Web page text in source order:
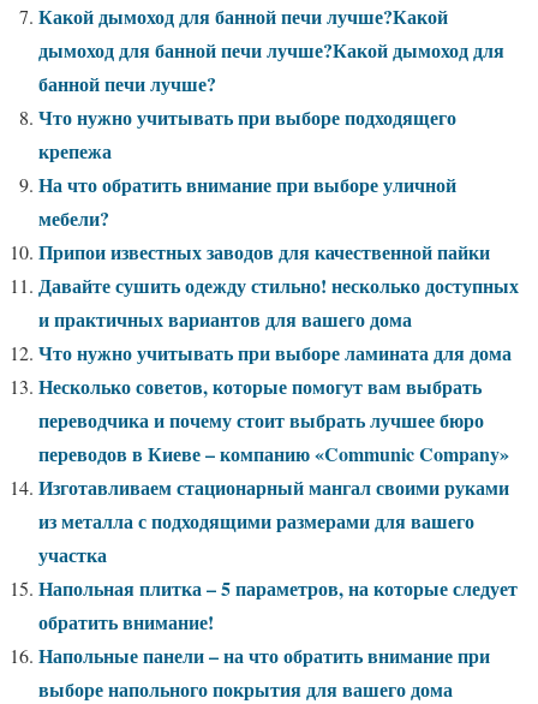
Какой дымоход для банной печи лучше?Какой
дымоход для банной печи лучше?Какой дымоход для
банной печи лучше?
Что нужно учитывать при выборе подходящего
крепежа
На что обратить внимание при выборе уличной
мебели?
Припои известных заводов для качественной пайки
Давайте сушить одежду стильно! несколько доступных
и практичных вариантов для вашего дома
Что нужно учитывать при выборе ламината для дома
Несколько советов, которые помогут вам выбрать
переводчика и почему стоит выбрать лучшее бюро
переводов в Киеве – компанию «Communic Company»
Изготавливаем стационарный мангал своими руками
из металла с подходящими размерами для вашего
участка
Напольная плитка – 5 параметров, на которые следует
обратить внимание!
Напольные панели – на что обратить внимание при
выборе напольного покрытия для вашего дома